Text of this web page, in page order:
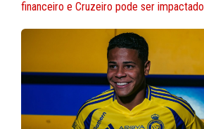
financeiro e Cruzeiro pode ser impactado